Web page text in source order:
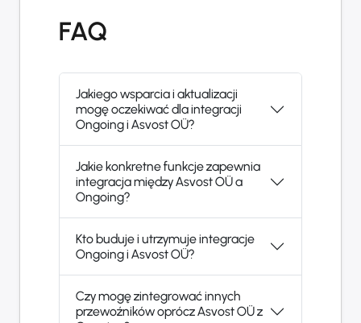
FAQ
Jakiego wsparcia i aktualizacji
mogę oczekiwać dla integracji
Ongoing i Asvost OÜ?
Jakie konkretne funkcje zapewnia
integracja między Asvost OÜ a
Ongoing?
Kto buduje i utrzymuje integracje
Ongoing i Asvost OÜ?
Czy mogę zintegrować innych
przewoźników oprócz Asvost OÜ z